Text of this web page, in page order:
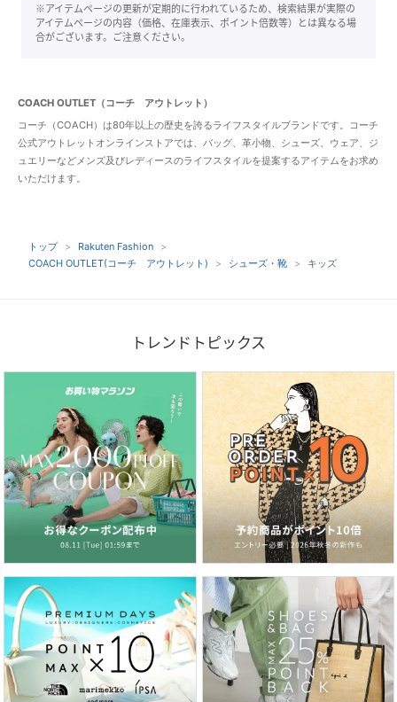
※アイテムページの更新が定期的に行われているため、検索結果が実際の
アイテムページの内容（価格、在庫表示、ポイント倍数等）とは異なる場
合がございます。ご注意ください。
COACH OUTLET（コーチ アウトレット）
コーチ（COACH）は80年以上の歴史を誇るライフスタイルブランドです。コーチ
公式アウトレットオンラインストアでは、バッグ、革小物、シューズ、ウェア、ジ
ュエリーなどメンズ及びレディースのライフスタイルを提案するアイテムをお求め
いただけます。
トップ
Rakuten Fashion
COACH OUTLET(コーチ アウトレット)
シューズ・靴 キッズ
トレンドトピックス